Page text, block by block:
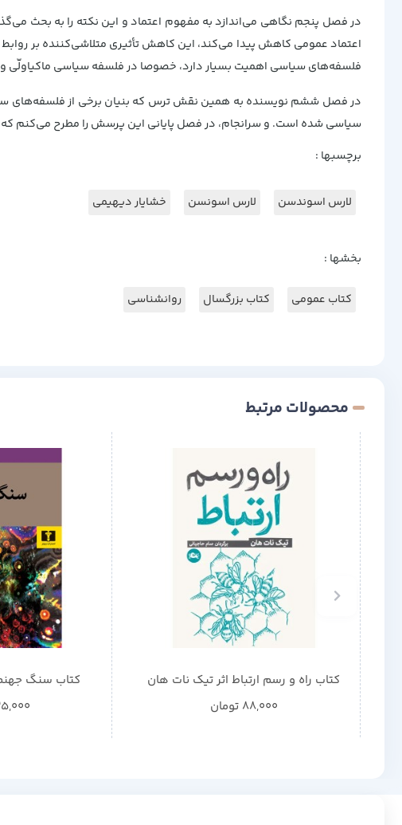
در فصل پنجم نگاهی می‌‌اندازد به مفهوم اعتماد و این نکته را به بحث
اعتماد عمومی کاهش پیدا می‌‌کند، این کاهش تأثیری متلاشی‌‌کننده بر
فلسفه‌‌های سیاسی اهمیت بسیار دارد، خصوصا در فلسفه سیاسی ماکیاولّی و
در فصل ششم نویسنده به همین نقش ترس که بنیان برخی از فلسفه‌‌های
سیاسی شده است. و سرانجام، در فصل پایانی این پرسش را مطرح می‌‌کنم که آیا
برچسبها :
لارس اسوندسن لارس اسونسن خشایار دیهیمی
بخشها :
کتاب عمومی کتاب بزرگسال روانشناسی
محصولات مرتبط
کتاب راه و رسم ارتباط اثر تیک نات هان
88,000 تومان
کتاب سنگ جهنم